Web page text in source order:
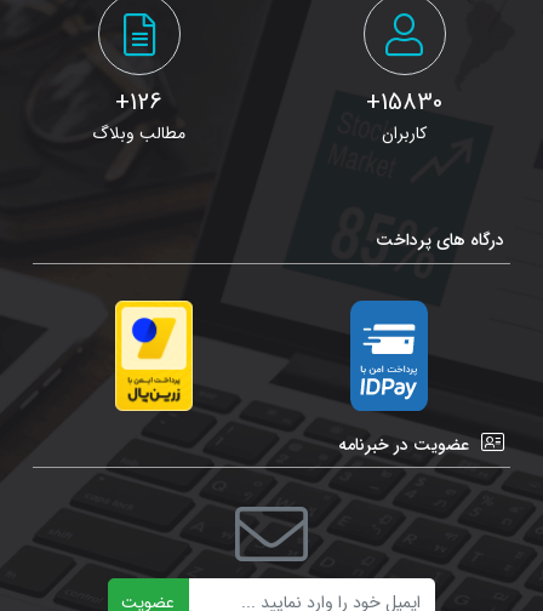
15830+
کاربران
126+
مطالب وبلاگ
درگاه های پرداخت
عضویت در خبرنامه
عضویت